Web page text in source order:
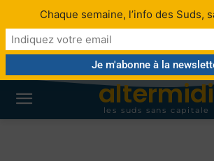
altermidi
les suds sans capitale
Chaque semaine, l’info des Suds,